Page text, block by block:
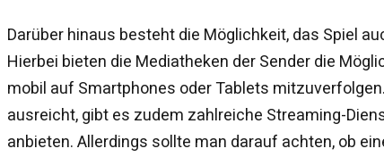
Darüber hinaus besteht die Möglichkeit, das Spiel
Hierbei bieten die Mediatheken der Sender die
mobil auf Smartphones oder Tablets
ausreicht, gibt es zudem zahlreiche Streaming-
anbieten. Allerdings sollte man darauf achten, ob